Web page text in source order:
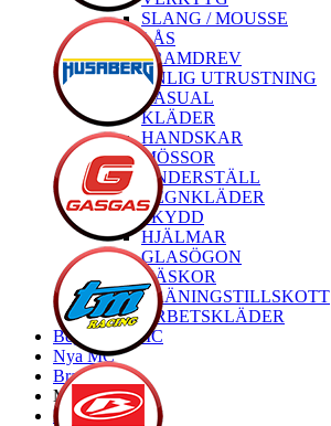
SLANG / MOUSSE
LÅS
FRAMDREV
PERSONLIG UTRUSTNING
CASUAL
KLÄDER
HANDSKAR
MÖSSOR
UNDERSTÄLL
REGNKLÄDER
SKYDD
HJÄLMAR
GLASÖGON
VÄSKOR
TRÄNINGSTILLSKOTT
ARBETSKLÄDER
Begagnade MC
Nya MC
Brands
My Bike
Express order